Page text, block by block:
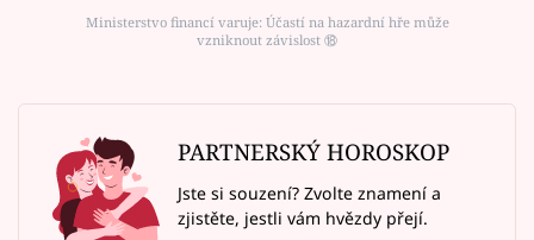
Ministerstvo financí varuje: Účastí na hazardní hře může
vzniknout závislost ⑱
PARTNERSKÝ HOROSKOP
Jste si souzení? Zvolte znamení a
zjistěte, jestli vám hvězdy přejí.